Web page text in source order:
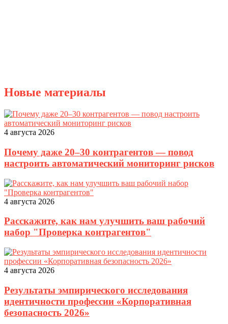
Новые материалы
4 августа 2026
Почему даже 20–30 контрагентов — повод
настроить автоматический мониторинг рисков
4 августа 2026
Расскажите, как нам улучшить ваш рабочий
набор "Проверка контрагентов"
4 августа 2026
Результаты эмпирического исследования
идентичности профессии «Корпоративная
безопасность 2026»